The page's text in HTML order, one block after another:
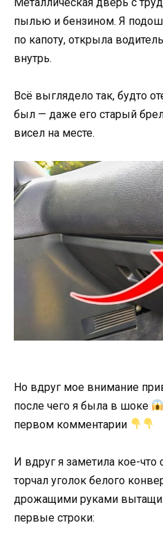
пылью и бензином. Я
по капоту, открыла
внутрь.
Всё выглядело так, будто
был — даже его старый
висел на месте.
Но вдруг мое внимание
после чего я была в шоке
первом комментарии
И вдруг я заметила кое-что
торчал уголок белого
дрожащими руками
первые строки: